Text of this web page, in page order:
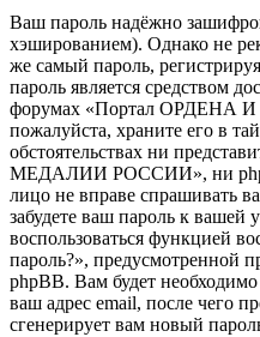
Ваш пароль надёжно
хэшированием). Однако не
же самый пароль,
пароль является средством
форумах «Портал
пожалуйста, храните его в
обстоятельствах ни
МЕДАЛИИ РОССИИ», ни
лицо не вправе спрашивать
забудете ваш пароль к вашей
воспользоваться функцией
пароль?», предусмотренной
phpBB. Вам будет
ваш адрес email, после чего
сгенерирует вам новый